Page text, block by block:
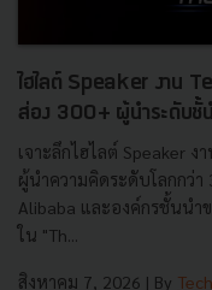
ไฮไลต์ Speaker งาน
ส่อง 300+ ผู้นำระดับชั้
เจาะลึกไฮไลต์ Speaker
ผู้นำความคิดระดับโลกกว่า
Alibaba และองค์กรชั้นน
ใน "Th...
สิงหาคม 7, 2026 | By